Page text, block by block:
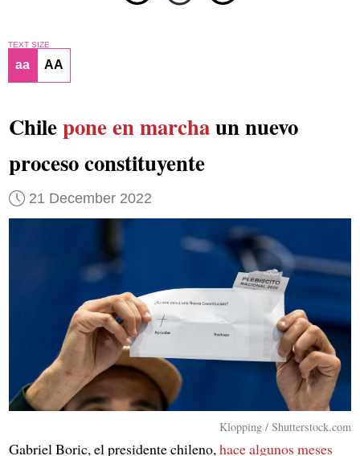
TEXT SIZE
aa AA
Chilepone en marchaun nuevo
proceso constituyente
21 December 2022
Klopping / Shutterstock.com
Gabriel Boric, el presidente chileno,hace algunos meses